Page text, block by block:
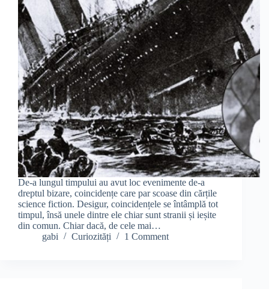
De-a lungul timpului au avut loc evenimente de-a
dreptul bizare, coincidențe care par scoase din cărțile
science fiction. Desigur, coincidențele se întâmplă tot
timpul, însă unele dintre ele chiar sunt stranii și ieșite
din comun. Chiar dacă, de cele mai…
gabi
Curiozități 1 Comment